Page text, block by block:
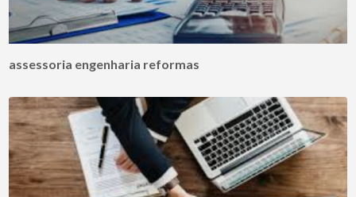
assessoria engenharia reformas